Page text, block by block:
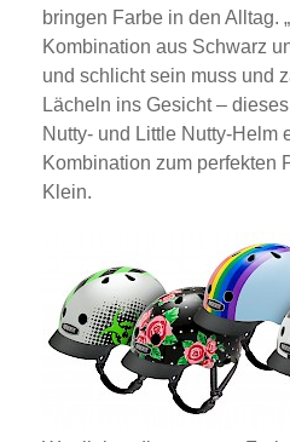
bringen Farbe in den Alltag.
Kombination aus Schwarz
und schlicht sein muss und
Lächeln ins Gesicht –
Nutty- und Little Nutty-Helm
Kombination zum perfekten
Klein.